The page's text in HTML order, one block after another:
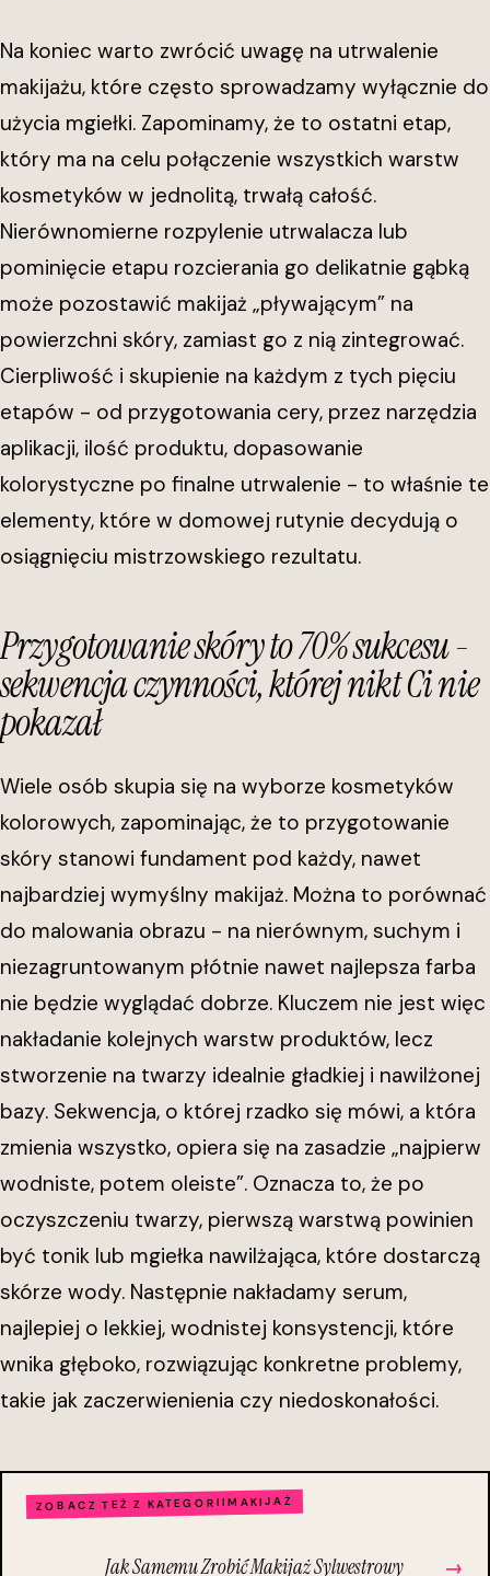
Na koniec warto zwrócić uwagę na utrwalenie
makijażu, które często sprowadzamy wyłącznie do
użycia mgiełki. Zapominamy, że to ostatni etap,
który ma na celu połączenie wszystkich warstw
kosmetyków w jednolitą, trwałą całość.
Nierównomierne rozpylenie utrwalacza lub
pominięcie etapu rozcierania go delikatnie gąbką
może pozostawić makijaż „pływającym” na
powierzchni skóry, zamiast go z nią zintegrować.
Cierpliwość i skupienie na każdym z tych pięciu
etapów - od przygotowania cery, przez narzędzia
aplikacji, ilość produktu, dopasowanie
kolorystyczne po finalne utrwalenie - to właśnie te
elementy, które w domowej rutynie decydują o
osiągnięciu mistrzowskiego rezultatu.
Przygotowanie skóry to 70% sukcesu -
sekwencja czynności, której nikt Ci nie
pokazał
Wiele osób skupia się na wyborze kosmetyków
kolorowych, zapominając, że to przygotowanie
skóry stanowi fundament pod każdy, nawet
najbardziej wymyślny makijaż. Można to porównać
do malowania obrazu - na nierównym, suchym i
niezagruntowanym płótnie nawet najlepsza farba
nie będzie wyglądać dobrze. Kluczem nie jest więc
nakładanie kolejnych warstw produktów, lecz
stworzenie na twarzy idealnie gładkiej i nawilżonej
bazy. Sekwencja, o której rzadko się mówi, a która
zmienia wszystko, opiera się na zasadzie „najpierw
wodniste, potem oleiste”. Oznacza to, że po
oczyszczeniu twarzy, pierwszą warstwą powinien
być tonik lub mgiełka nawilżająca, które dostarczą
skórze wody. Następnie nakładamy serum,
najlepiej o lekkiej, wodnistej konsystencji, które
wnika głęboko, rozwiązując konkretne problemy,
takie jak zaczerwienienia czy niedoskonałości.
ZOBACZ TEŻ Z KATEGORIIMAKIJAŻ
Jak Samemu Zrobić Makijaż Sylwestrowy →